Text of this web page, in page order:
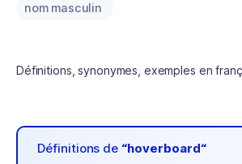
nom masculin
Définitions, synonymes, exemples en
Définitions de “hoverboard“